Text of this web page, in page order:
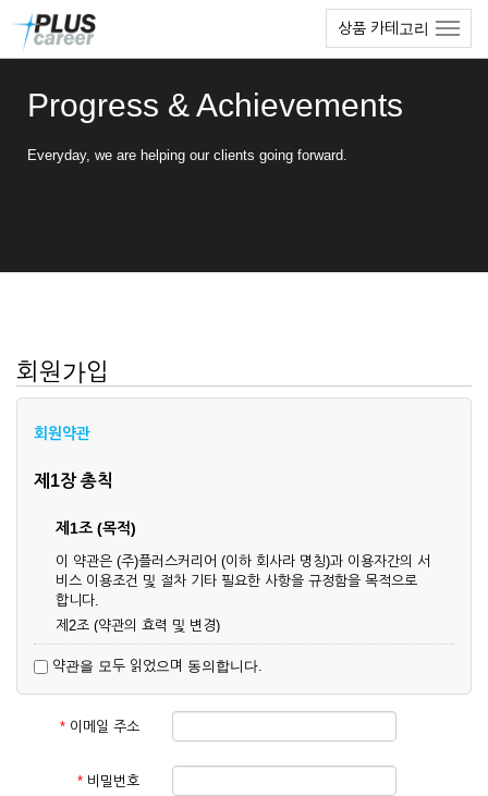
상품 카테고리
Progress & Achievements
Everyday, we are helping our clients going forward.
회원가입
회원약관
제1장 총칙
제1조 (목적)
이 약관은 (주)플러스커리어 (이하 회사라 명칭)과 이용자간의 서
비스 이용조건 및 절차 기타 필요한 사항을 규정함을 목적으로
합니다.
제2조 (약관의 효력 및 변경)
업상 중요 하거나 합리적인 사유가 발생할 경우 온라인 공사를
통하여 변경할 수 있습니다.
② 회원은 변경된 약관에 동의하지 않을 경우 서비스 이용을 중
단하고 이용계약을 해지할 수 있습니다. 약관의 효력 발생일 이
것으로 간주됩니다.
약관을 모두 읽었으며 동의합니다.
* 이메일 주소
* 비밀번호